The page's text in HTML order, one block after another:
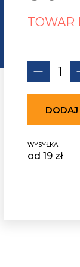
TOWAR
WYSYŁKA
od 19 zł